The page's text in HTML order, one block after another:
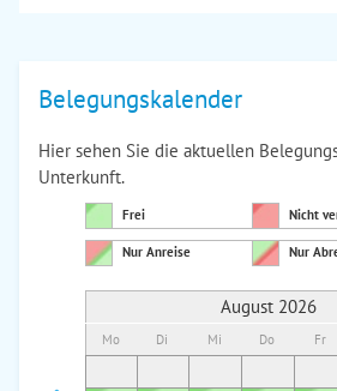
Belegungskalender
Hier sehen Sie die aktuellen
Unterkunft.
Frei Nicht
Nur Anreise Nur
August 2026
Mo Di Mi Do Fr